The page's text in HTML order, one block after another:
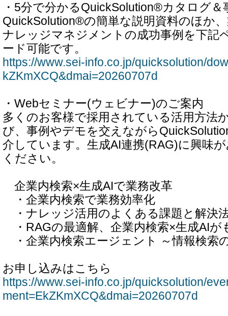
・5分で分かるQuickSolution®カタログ＆
QuickSolution®の簡単な説明資料のほか
ナレッジマネジメントの成功事例を下記
ード可能です。
https://www.sei-info.co.jp/quicksolution/
kZKmXCQ&dmai=20260707d
・Webセミナー(ウェビナー)のご案内
多くのお客様で採用されている活用方法
び、事例やデモを交えながら
介しています。生成AI連携(RAG)に興味
ください。
企業内検索×生成AIで業務改革
・企業内検索で業務効率化
・ナレッジ活用のよくある課題と解決
・RAGの最適解、企業内検索×生成AIが
・企業内検索エージェント ～情報検索
お申し込みはこちら
https://www.sei-info.co.jp/quicksolution/
ment=EkZKmXCQ&dmai=20260707d